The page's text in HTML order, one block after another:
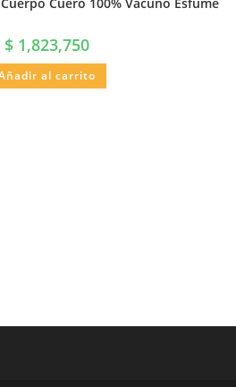
Cuero 100% Vacuno Esfume
$1,823,750
al carrito